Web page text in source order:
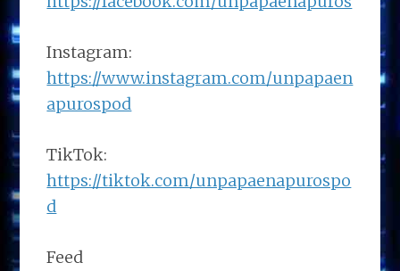
Instagram:
https://www.instagram.com/unpapaen
apurospod
TikTok:
https://tiktok.com/unpapaenapurospo
d
Feed